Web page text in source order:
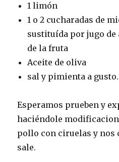
1 limón
1 o 2 cucharadas de
sustituída por jugo de
de la fruta
Aceite de oliva
sal y pimienta a gusto.
Esperamos prueben y
haciéndole
pollo con ciruelas y nos
sale.